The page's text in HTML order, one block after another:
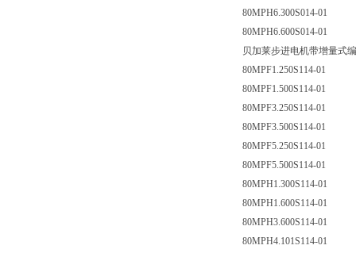
80MPH6.300S014-01
80MPH6.600S014-01
贝加莱步进电机带增量式
80MPF1.250S114-01
80MPF1.500S114-01
80MPF3.250S114-01
80MPF3.500S114-01
80MPF5.250S114-01
80MPF5.500S114-01
80MPH1.300S114-01
80MPH1.600S114-01
80MPH3.600S114-01
80MPH4.101S114-01